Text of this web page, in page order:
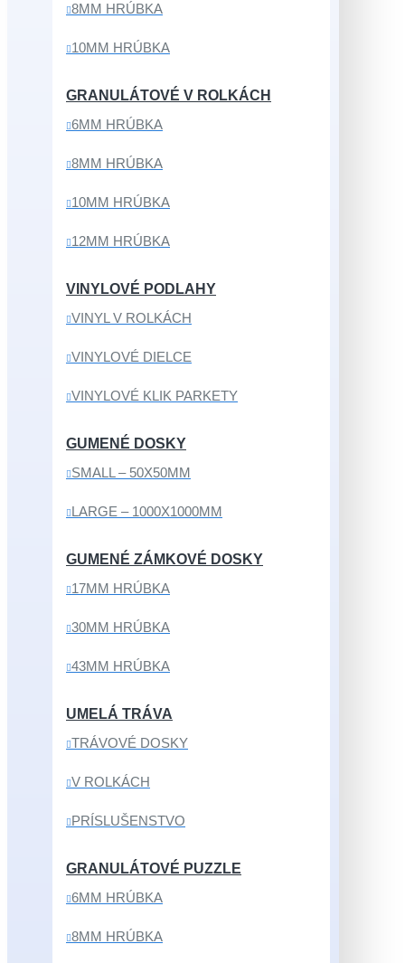
8MM HRÚBKA
10MM HRÚBKA
GRANULÁTOVÉ V ROLKÁCH
6MM HRÚBKA
8MM HRÚBKA
10MM HRÚBKA
12MM HRÚBKA
VINYLOVÉ PODLAHY
VINYL V ROLKÁCH
VINYLOVÉ DIELCE
VINYLOVÉ KLIK PARKETY
GUMENÉ DOSKY
SMALL – 50X50MM
LARGE – 1000X1000MM
GUMENÉ ZÁMKOVÉ DOSKY
17MM HRÚBKA
30MM HRÚBKA
43MM HRÚBKA
UMELÁ TRÁVA
TRÁVOVÉ DOSKY
V ROLKÁCH
PRÍSLUŠENSTVO
GRANULÁTOVÉ PUZZLE
6MM HRÚBKA
8MM HRÚBKA